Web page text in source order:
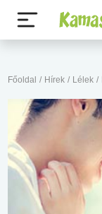
Főoldal / Hírek / Lélek /